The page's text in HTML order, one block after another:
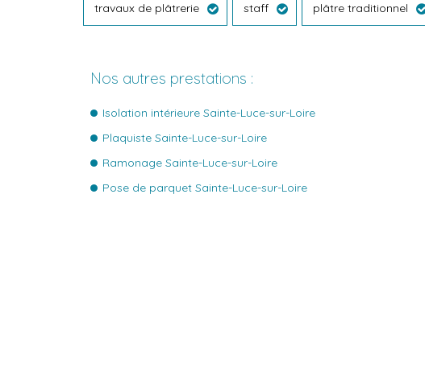
travaux de plâtrerie staff plâtre traditionnel
Nos autres prestations :
Isolation intérieure Sainte-Luce-sur-Loire
Plaquiste Sainte-Luce-sur-Loire
Ramonage Sainte-Luce-sur-Loire
Pose de parquet Sainte-Luce-sur-Loire